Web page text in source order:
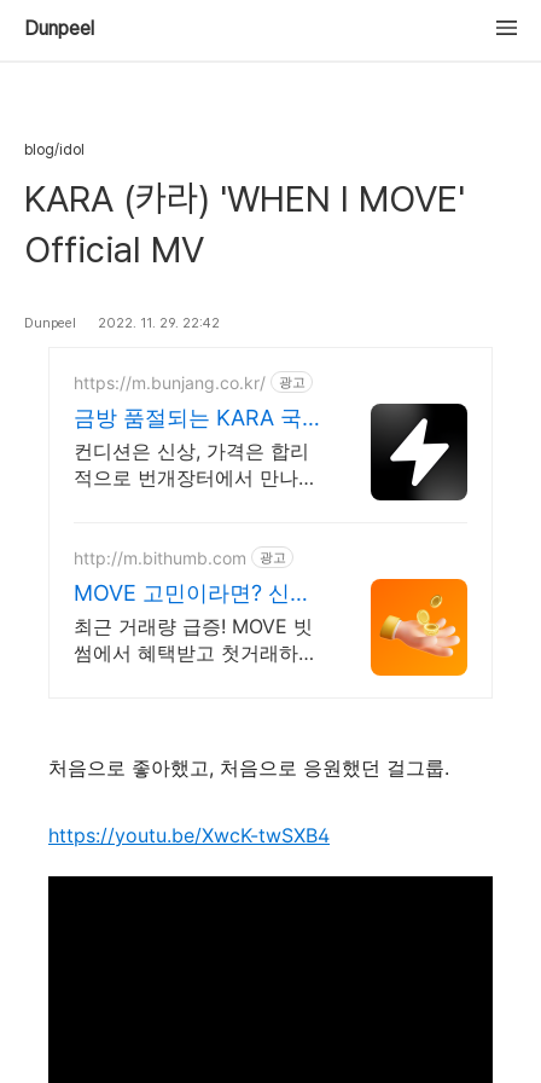
Dunpeel
blog/idol
KARA (카라) 'WHEN I MOVE'
Official MV
Dunpeel 2022. 11. 29. 22:42
https://m.bunjang.co.kr/ 광고
금방 품절되는 KARA 국
내 최대 브랜드 중고거래
컨디션은 신상, 가격은 합리
적으로 번개장터에서 만나보
만 개 이상의 신규 상품 업로
드
http://m.bithumb.com 광고
MOVE 고민이라면? 신규
가입 시 5만원 혜택
최근 거래량 급증! MOVE 빗
썸에서 혜택받고 첫거래하세
처음으로 좋아했고, 처음으로 응원했던 걸그룹.
https://youtu.be/XwcK-twSXB4